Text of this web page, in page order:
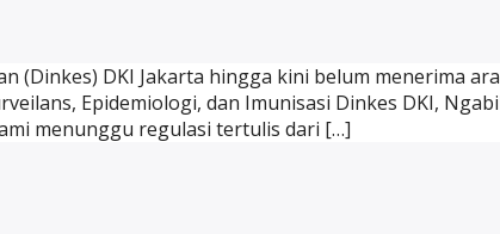
(Dinkes) DKI Jakarta hingga kini belum menerima
Epidemiologi, dan Imunisasi Dinkes DKI,
menunggu regulasi tertulis dari […]